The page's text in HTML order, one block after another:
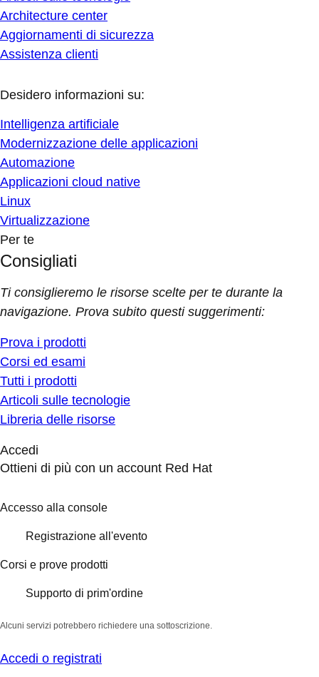
Architecture center
Aggiornamenti di sicurezza
Assistenza clienti
Desidero informazioni su:
Intelligenza artificiale
Modernizzazione delle applicazioni
Automazione
Applicazioni cloud native
Linux
Virtualizzazione
Per te
Consigliati
Ti consiglieremo le risorse scelte per te durante la
navigazione. Prova subito questi suggerimenti:
Prova i prodotti
Corsi ed esami
Tutti i prodotti
Articoli sulle tecnologie
Libreria delle risorse
Accedi
Ottieni di più con un account Red Hat
Accesso alla console
Registrazione all'evento
Corsi e prove prodotti
Supporto di prim'ordine
Alcuni servizi potrebbero richiedere una sottoscrizione.
Accedi o registrati